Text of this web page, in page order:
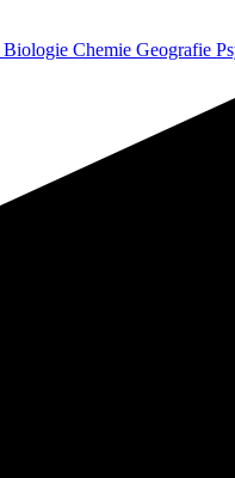
Biologie Chemie Geografie